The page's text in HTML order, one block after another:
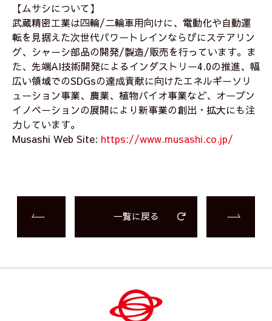
【ムサシについて】
武蔵精密工業は四輪/二輪車用向けに、電動化や自動運
転を見据えた次世代パワートレインならびにステアリン
グ、シャーシ部品の開発/製造/販売を行っています。ま
た、先端AI技術開発によるインダストリー4.0の推進、幅
広い領域でのSDGsの達成貢献に向けたエネルギーソリ
ューション事業、農業、植物バイオ事業など、オープン
イノベーションの展開により新事業の創出・拡大にも注
力しています。
Musashi Web Site: https://www.musashi.co.jp/
一覧に戻る